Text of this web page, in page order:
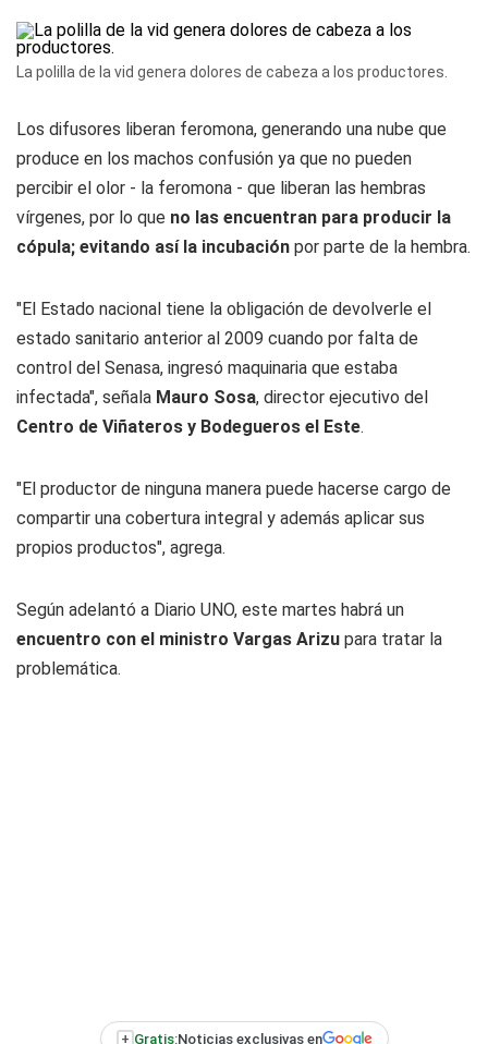
La polilla de la vid genera dolores de cabeza a los productores.
Los difusores liberan feromona, generando una nube que
produce en los machos confusión ya que no pueden
percibir el olor - la feromona - que liberan las hembras
vírgenes, por lo que no las encuentran para producir la
cópula; evitando así la incubación por parte de la hembra.
"El Estado nacional tiene la obligación de devolverle el
estado sanitario anterior al 2009 cuando por falta de
control del Senasa, ingresó maquinaria que estaba
infectada", señala Mauro Sosa, director ejecutivo del
Centro de Viñateros y Bodegueros el Este.
"El productor de ninguna manera puede hacerse cargo de
compartir una cobertura integral y además aplicar sus
propios productos", agrega.
Según adelantó a Diario UNO, este martes habrá un
encuentro con el ministro Vargas Arizu para tratar la
problemática.
+ Gratis:Noticias exclusivas en